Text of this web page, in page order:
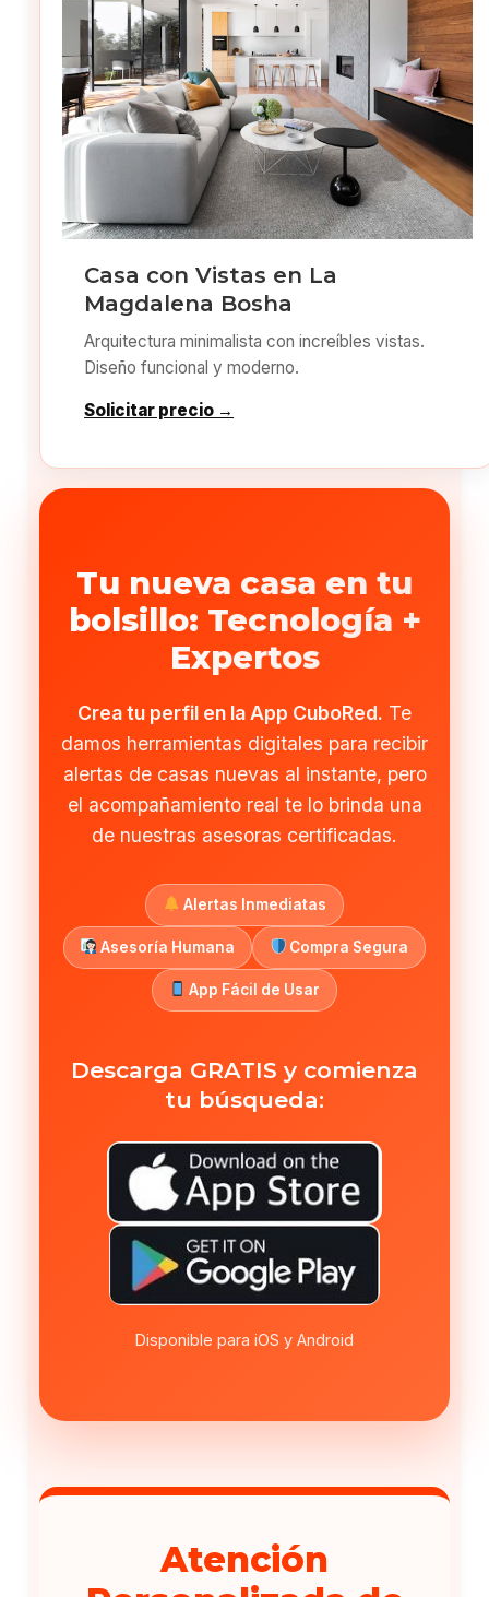
Casa con Vistas en La
Magdalena Bosha
Arquitectura minimalista con increíbles vistas.
Diseño funcional y moderno.
Solicitar precio →
Tu nueva casa en tu
bolsillo: Tecnología +
Expertos
Crea tu perfil en la App CuboRed. Te
damos herramientas digitales para recibir
alertas de casas nuevas al instante, pero
el acompañamiento real te lo brinda una
de nuestras asesoras certificadas.
Alertas Inmediatas
Asesoría Humana Compra Segura
App Fácil de Usar
Descarga GRATIS y comienza
tu búsqueda:
Disponible para iOS y Android
Atención